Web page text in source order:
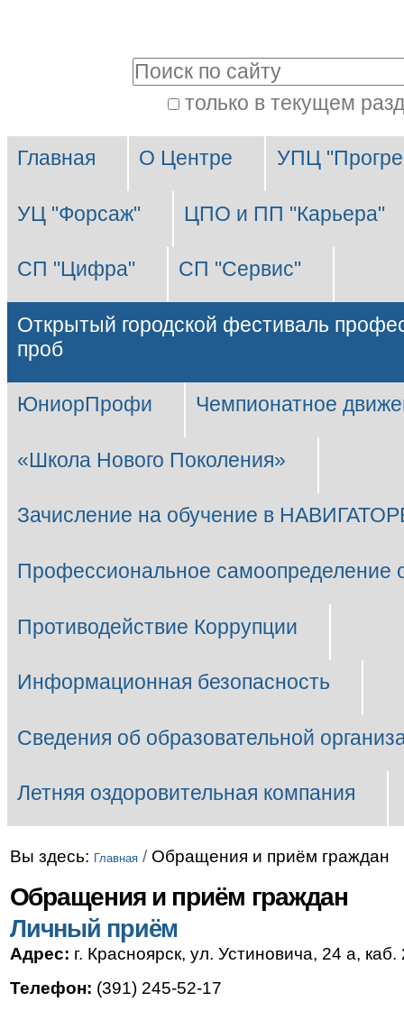
содержимому.
Перейти
навигации
только в текущем
поиск
Разделы
Главная О Центре УПЦ
УЦ "Форсаж" ЦПО и ПП "Карьера"
СП "Цифра" СП "Сервис"
Открытый городской фестиваль
проб
ЮниорПрофи Чемпионатное
«Школа Нового Поколения»
Зачисление на обучение в
Профессиональное самоопределение
Противодействие Коррупции
Информационная безопасность
Сведения об образовательной
Летняя оздоровительная компания
Вы здесь: Главная / Обращения и приём граждан
Обращения и приём граждан
Личный приём
Адрес: г. Красноярск, ул. Устиновича, 24 а, каб.
Телефон: (391) 245-52-17